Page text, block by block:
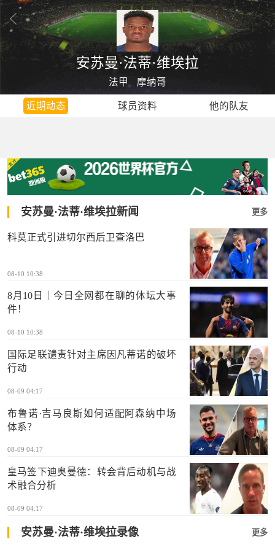
安苏曼·法蒂·维埃拉
法甲 摩纳哥
近期动态 球员资料 他的队友
安苏曼·法蒂·维埃拉新闻 更多
科莫正式引进切尔西后卫查洛巴
08-10 10:38
8月10日｜今日全网都在聊的体坛大事
件！
08-10 10:38
国际足联谴责针对主席因凡蒂诺的破坏
行动
08-09 04:17
布鲁诺·吉马良斯如何适配阿森纳中场
体系？
08-09 04:17
皇马签下迪奥曼德：转会背后动机与战
术融合分析
08-09 04:17
安苏曼·法蒂·维埃拉录像 更多